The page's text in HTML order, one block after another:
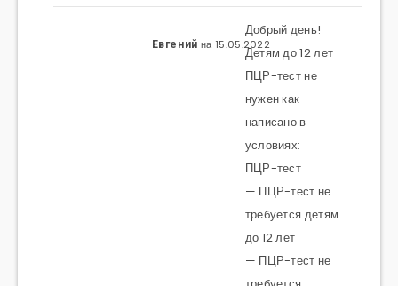
Евгений на 15.05.2022
Добрый день!
Детям до 12 лет
ПЦР-тест не
нужен как
написано в
условиях:
ПЦР-тест
— ПЦР-тест не
требуется детям
до 12 лет
— ПЦР-тест не